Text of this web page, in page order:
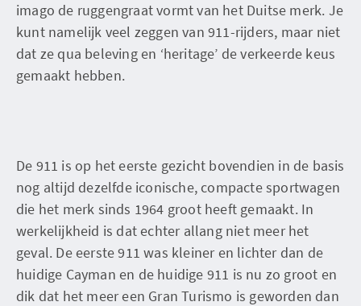
imago de ruggengraat vormt van het Duitse merk. Je
kunt namelijk veel zeggen van 911-rijders, maar niet
dat ze qua beleving en ‘heritage’ de verkeerde keus
gemaakt hebben.
De 911 is op het eerste gezicht bovendien in de basis
nog altijd dezelfde iconische, compacte sportwagen
die het merk sinds 1964 groot heeft gemaakt. In
werkelijkheid is dat echter allang niet meer het
geval. De eerste 911 was kleiner en lichter dan de
huidige Cayman en de huidige 911 is nu zo groot en
dik dat het meer een Gran Turismo is geworden dan